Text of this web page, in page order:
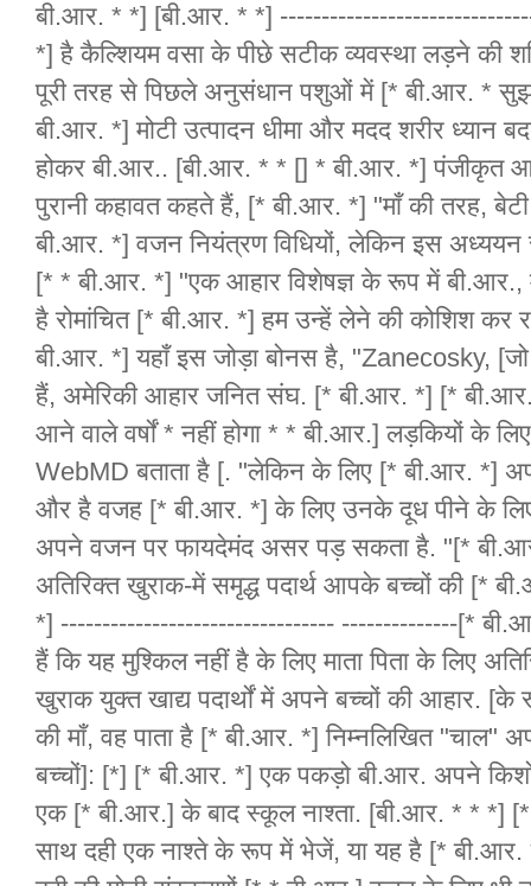
बी.आर. * *] [बी.आर. * *]
*] है कैल्शियम वसा के पीछे सटीक व्यवस्था लड़ने की
पूरी तरह से पिछले अनुसंधान पशुओं में [* बी.आर. *
बी.आर. *] मोटी उत्पादन धीमा और मदद शरीर ध्यान
होकर बी.आर.. [बी.आर. * * [] * बी.आर. *] पंजीकृत
पुरानी कहावत कहते हैं, [* बी.आर. *] "माँ की तरह,
बी.आर. *] वजन नियंत्रण विधियों, लेकिन इस
[* * बी.आर. *] "एक आहार विशेषज्ञ के रूप में बी.आर.,
है रोमांचित [* बी.आर. *] हम उन्हें लेने की कोशिश
बी.आर. *] यहाँ इस जोड़ा बोनस है, "Zanecosky,
हैं, अमेरिकी आहार जनित संघ. [* बी.आर. *] [*
आने वाले वर्षों * नहीं होगा * * बी.आर.] लड़कियों के
WebMD बताता है [. "लेकिन के लिए [* बी.आर. *]
और है वजह [* बी.आर. *] के लिए उनके दूध पीने के
अपने वजन पर फायदेमंद असर पड़ सकता है. "[*
अतिरिक्त खुराक-में समृद्ध पदार्थ आपके बच्चों की [*
*] --------------------------------- --------------[*
हैं कि यह मुश्किल नहीं है के लिए माता पिता के लिए
खुराक युक्त खाद्य पदार्थों में अपने बच्चों की आहार.
की माँ, वह पाता है [* बी.आर. *] निम्नलिखित "चाल"
बच्चों]: [*] [* बी.आर. *] एक पकड़ो बी.आर. अपने
एक [* बी.आर.] के बाद स्कूल नाश्ता. [बी.आर. * * *]
साथ दही एक नाश्ते के रूप में भेजें, या यह है [* बी.आर.